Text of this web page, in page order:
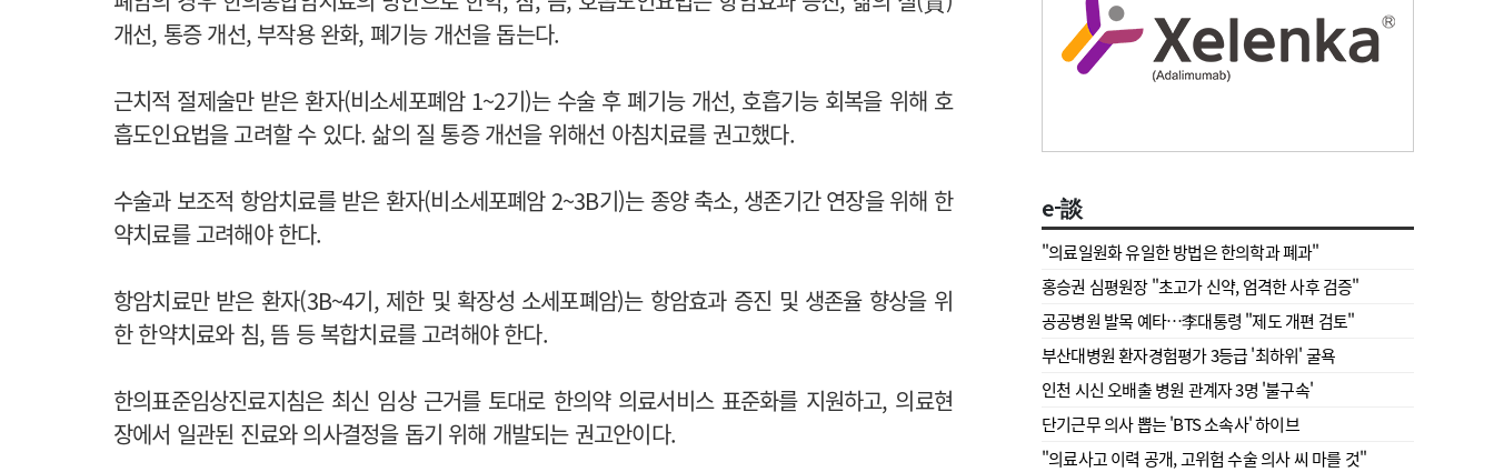
개선, 통증 개선, 부작용 완화, 폐기능 개선을 돕는다.
근치적 절제술만 받은 환자(비소세포폐암 1~2기)는 수술 후 폐기능 개선, 호흡기능 회복을 위해 호
흡도인요법을 고려할 수 있다. 삶의 질 통증 개선을 위해선 아침치료를 권고했다.
수술과 보조적 항암치료를 받은 환자(비소세포폐암 2~3B기)는 종양 축소, 생존기간 연장을 위해 한
약치료를 고려해야 한다.
항암치료만 받은 환자(3B~4기, 제한 및 확장성 소세포폐암)는 항암효과 증진 및 생존율 향상을 위
한 한약치료와 침, 뜸 등 복합치료를 고려해야 한다.
한의표준임상진료지침은 최신 임상 근거를 토대로 한의약 의료서비스 표준화를 지원하고, 의료현
장에서 일관된 진료와 의사결정을 돕기 위해 개발되는 권고안이다.
e-談
"의료일원화 유일한 방법은 한의학과 폐과"
홍승권 심평원장 " 초고가 신약, 엄격한 사후 검증"
공공병원 발목 예타…李대통령 "제도 개편 검토"
부산대병원 환자경험평가 3등급 '최하위' 굴욕
인천 시신 오배출 병원 관계자 3명 '불구속'
단기근무 의사 뽑는 'BTS 소속사' 하이브
"의료사고 이력 공개, 고위험 수술 의사 씨 마를 것"